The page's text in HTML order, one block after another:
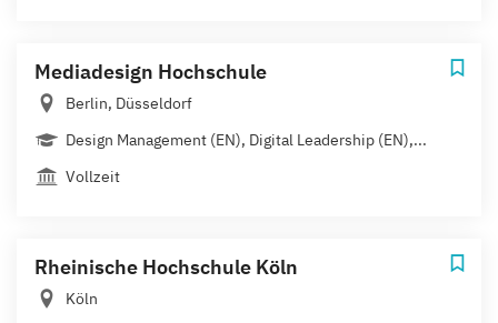
Mediadesign Hochschule
Berlin, Düsseldorf
Design Management (EN), Digital Leadership (EN),...
Vollzeit
Rheinische Hochschule Köln
Köln